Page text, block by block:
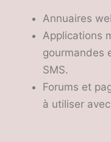
Annuaires
Applications
gourmandes
SMS.
Forums et
à utiliser